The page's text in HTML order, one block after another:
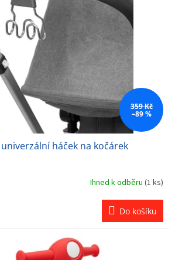
359 Kč
–89 %
háček na kočárek
Ihned k odběru (1 ks)
Do košíku